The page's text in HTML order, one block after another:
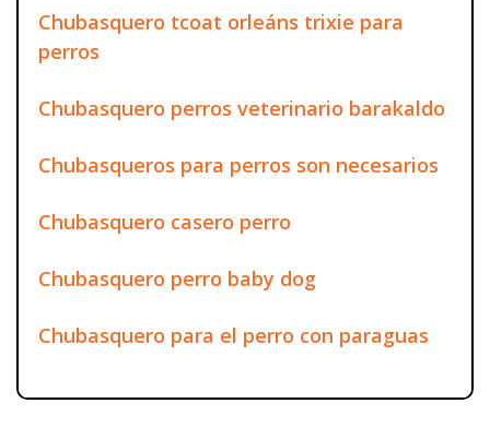
Chubasquero tcoat orleáns trixie para
perros
Chubasquero perros veterinario barakaldo
Chubasqueros para perros son necesarios
Chubasquero casero perro
Chubasquero perro baby dog
Chubasquero para el perro con paraguas